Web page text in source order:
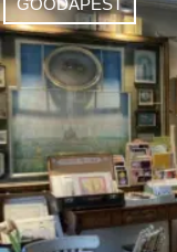
GOODAPEST